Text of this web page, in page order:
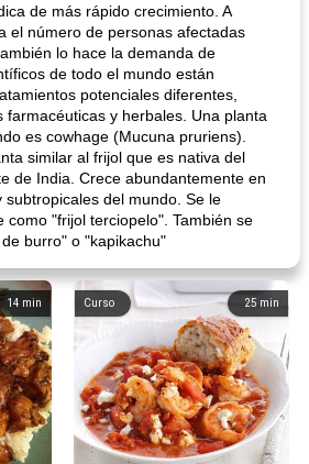
de más rápido crecimiento. A
el número de personas afectadas
lo hace la demanda de
de todo el mundo están
potenciales diferentes,
farmacéuticas y herbales. Una planta
es cowhage (Mucuna pruriens).
similar al frijol que es nativa del
de India. Crece abundantemente en
subtropicales del mundo. Se le
como "frijol terciopelo". También se
burro" o "kapikachu"
14 min 25 min
Curso